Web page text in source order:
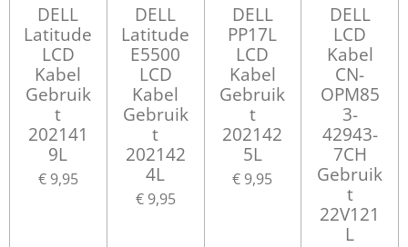
DELL
Latitude
LCD
Kabel
Gebruik
t
202141
9L
€ 9,95
DELL
Latitude
E5500
LCD
Kabel
Gebruik
t
202142
4L
€ 9,95
DELL
PP17L
LCD
Kabel
Gebruik
t
202142
5L
€ 9,95
DELL
LCD
Kabel
CN-
OPM85
3-
42943-
7CH
Gebruik
t
22V121
L